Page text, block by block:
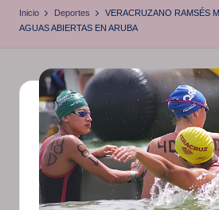
ó
i
g
o
I
n
f
noticias
Inicio Deportes
VERACRUZANO RAMSÉS
AGUAS ABIERTAS EN ARUBA